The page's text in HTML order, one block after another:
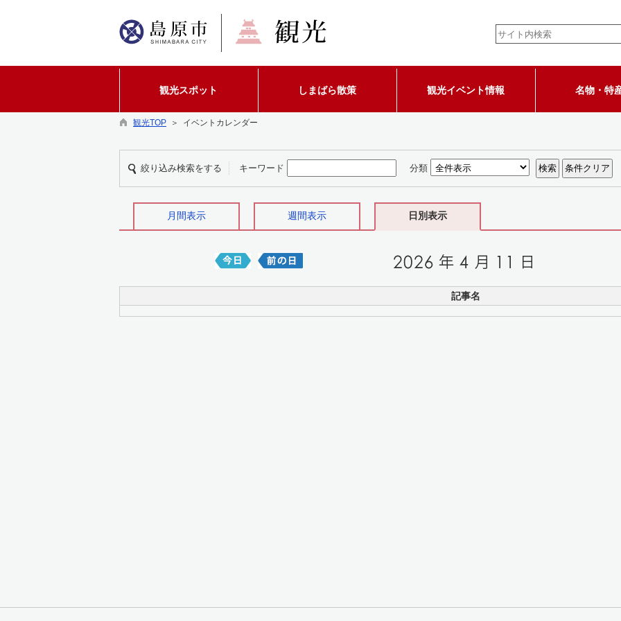
観光スポット しまばら散策 観光イベント情報 名物・特
観光TOP ＞ イベントカレンダー
絞り込み検索をする キーワード 分類
月間表示 週間表示 日別表示
記事名